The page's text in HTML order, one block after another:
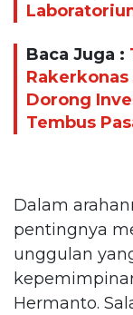
Baca Juga :
Rakerkonas
Dorong
Tembus
Dalam
pentingnya
unggulan
Hermanto.